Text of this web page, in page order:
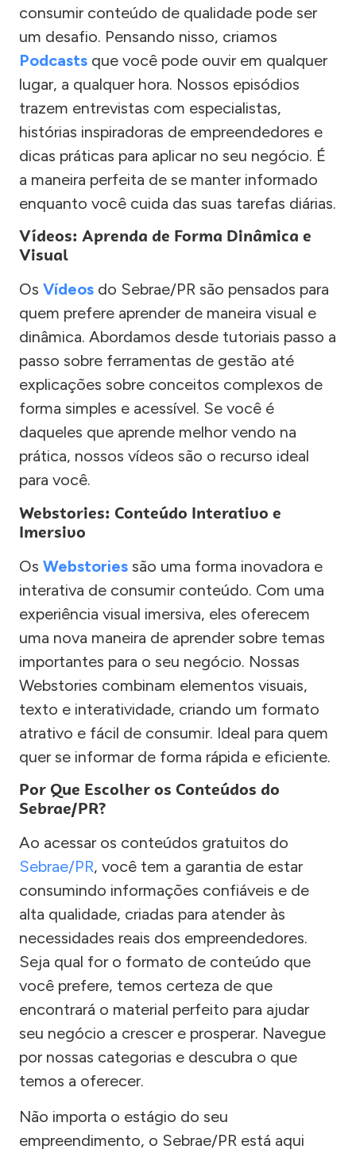
consumir conteúdo de qualidade pode ser
um desafio. Pensando nisso, criamos
Podcasts que você pode ouvir em qualquer
lugar, a qualquer hora. Nossos episódios
trazem entrevistas com especialistas,
histórias inspiradoras de empreendedores e
dicas práticas para aplicar no seu negócio. É
a maneira perfeita de se manter informado
enquanto você cuida das suas tarefas diárias.
Vídeos: Aprenda de Forma Dinâmica e
Visual
Os Vídeos do Sebrae/PR são pensados para
quem prefere aprender de maneira visual e
dinâmica. Abordamos desde tutoriais passo a
passo sobre ferramentas de gestão até
explicações sobre conceitos complexos de
forma simples e acessível. Se você é
daqueles que aprende melhor vendo na
prática, nossos vídeos são o recurso ideal
para você.
Webstories: Conteúdo Interativo e
Imersivo
Os Webstories são uma forma inovadora e
interativa de consumir conteúdo. Com uma
experiência visual imersiva, eles oferecem
uma nova maneira de aprender sobre temas
importantes para o seu negócio. Nossas
Webstories combinam elementos visuais,
texto e interatividade, criando um formato
atrativo e fácil de consumir. Ideal para quem
quer se informar de forma rápida e eficiente.
Por Que Escolher os Conteúdos do
Sebrae/PR?
Ao acessar os conteúdos gratuitos do
Sebrae/PR, você tem a garantia de estar
consumindo informações confiáveis e de
alta qualidade, criadas para atender às
necessidades reais dos empreendedores.
Seja qual for o formato de conteúdo que
você prefere, temos certeza de que
encontrará o material perfeito para ajudar
seu negócio a crescer e prosperar. Navegue
por nossas categorias e descubra o que
temos a oferecer.
Não importa o estágio do seu
empreendimento, o Sebrae/PR está aqui